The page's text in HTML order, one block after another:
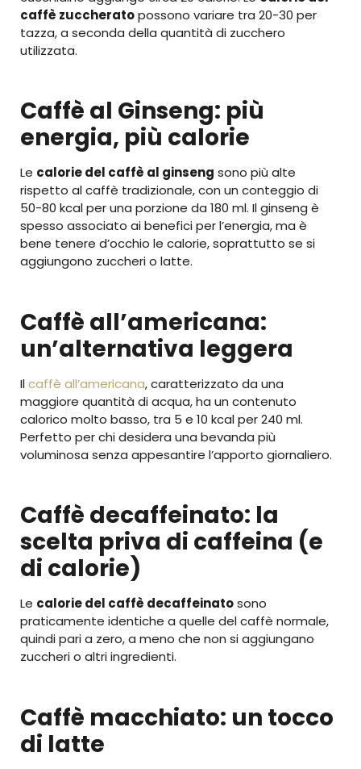
caffè zuccheratopossono variare tra 20-30 per
tazza, a seconda della quantità di zucchero
utilizzata.
Caffè al Ginseng: più
energia, più calorie
Le calorie del caffè al ginseng sono più alte
rispetto al caffè tradizionale, con un conteggio di
50-80 kcal per una porzione da 180 ml. Il ginseng è
spesso associato ai benefici per l’energia, ma è
bene tenere d’occhio le calorie, soprattutto se si
aggiungono zuccheri o latte.
Caffè all’americana:
un’alternativa leggera
Ilcaffè all’americana, caratterizzato da una
maggiore quantità di acqua, ha un contenuto
calorico molto basso, tra 5 e 10 kcal per 240 ml.
Perfetto per chi desidera una bevanda più
voluminosa senza appesantire l’apporto giornaliero.
Caffè decaffeinato: la
scelta priva di caffeina (e
di calorie)
Le calorie del caffè decaffeinatosono
praticamente identiche a quelle del caffè normale,
quindi pari a zero, a meno che non si aggiungano
zuccheri o altri ingredienti.
Caffè macchiato: un tocco
di latte